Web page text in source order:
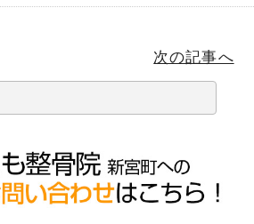
次の記事へ